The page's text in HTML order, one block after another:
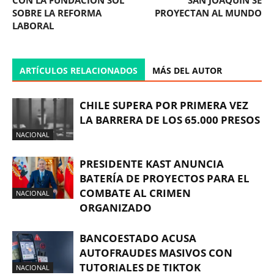
SOBRE LA REFORMA
LABORAL
PROYECTAN AL MUNDO
ARTÍCULOS RELACIONADOS MÁS DEL AUTOR
NACIONAL
CHILE SUPERA POR PRIMERA VEZ
LA BARRERA DE LOS 65.000 PRESOS
NACIONAL
PRESIDENTE KAST ANUNCIA
BATERÍA DE PROYECTOS PARA EL
COMBATE AL CRIMEN
ORGANIZADO
NACIONAL
BANCOESTADO ACUSA
AUTOFRAUDES MASIVOS CON
TUTORIALES DE TIKTOK